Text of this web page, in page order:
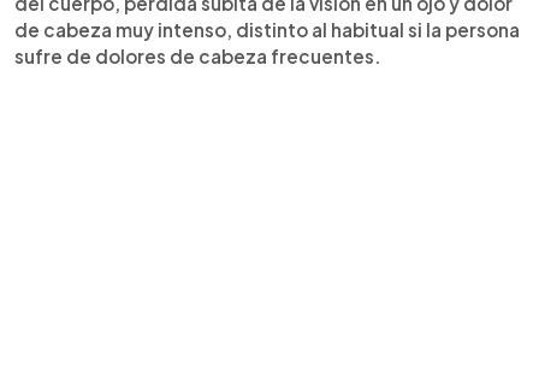
de cabeza muy intenso, distinto al habitual si la persona
sufre de dolores de cabeza frecuentes.